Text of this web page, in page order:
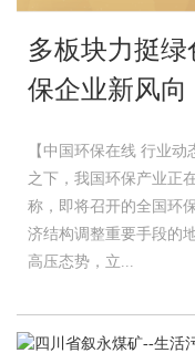
多板块力挺
保企业新风向
【中国环保在线 行业
之下，我国环保产业正
称，即将召开的全国环
济结构调整重要手段的
高压态势，立...